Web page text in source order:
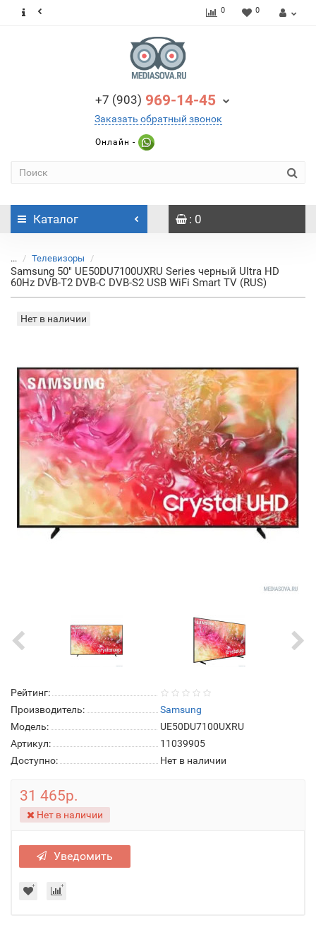
0 0
+7 (903) 969-14-45
Заказать обратный звонок
Онлайн -
Каталог : 0
... Телевизоры
Samsung 50" UE50DU7100UXRU Series черный Ultra HD
60Hz DVB-T2 DVB-C DVB-S2 USB WiFi Smart TV (RUS)
Нет в наличии
Рейтинг:
Производитель:
Samsung
Модель:
UE50DU7100UXRU
Артикул:
11039905
Доступно:
Нет в наличии
31 465р.
Нет в наличии
Уведомить